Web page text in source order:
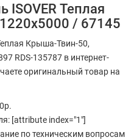
ISOVER Теплая
/ 67145
Крыша-Твин-50,
RDS-135787 в интернет-
оригинальный товар на
[attribute index="1"]
по техническим вопросам